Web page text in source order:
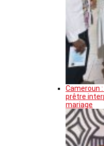
Cameroun :
prêtre
mariage